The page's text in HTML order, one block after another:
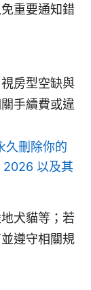
重要通知錯
房型空缺與
手續費或違
久刪除你的
2026 以及其
犬貓等；若
遵守相關規